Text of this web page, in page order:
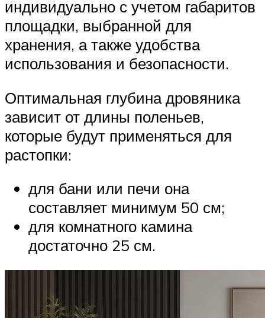
индивидуально с учетом габаритов
площадки, выбранной для
хранения, а также удобства
использования и безопасности.
Оптимальная глубина дровяника
зависит от длины поленьев,
которые будут применяться для
растопки:
для бани или печи она
составляет минимум 50 см;
для комнатного камина
достаточно 25 см.